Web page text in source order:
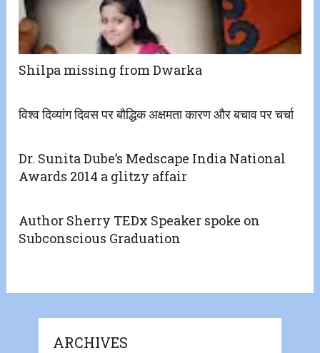
Shilpa missing from Dwarka
विश्व दिव्यांग दिवस पर बौद्धिक अक्षमता कारण और बचाव पर चर्चा
Dr. Sunita Dube’s Medscape India National
Awards 2014 a glitzy affair
Author Sherry TEDx Speaker spoke on
Subconscious Graduation
ARCHIVES